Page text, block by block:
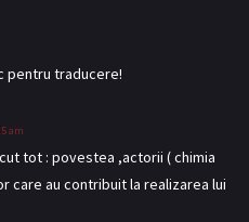
pentru traducere!
am
tot : povestea ,actorii ( chimia
care au contribuit la realizarea lui